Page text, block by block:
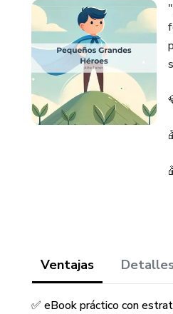
Ventajas
✅ eBook práctico con